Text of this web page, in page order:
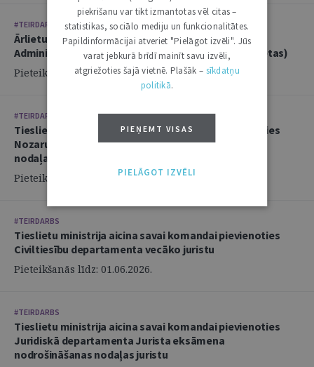
#TEIRDARBS
Ārlietu ministrija aicina savā komandā pievienoties
Administratīvi tiesiskās nodaļas juristu (2 amata vietas)
Pieteikšanās līdz: 14.06.2026.
#TEIRDARBS
Tieslietu ministrija aicina savai komandai pievienoties
Nozaru politikas departamenta Politikas izstrādes
nodaļas juristu
Pieteikšanās līdz: 02.06.2026.
#TEIRDARBS
Tieslietu ministrija aicina savai komandai pievienoties
Civiltiesību departamenta vecāko juristu
Pieteikšanās līdz: 01.06.2026.
#TEIRDARBS
Tieslietu ministrija aicina savai komandai pievienoties
Juridiskā departamenta Jurista eksāmena
nodrošināšanas nodaļas juristu
piekrišanu var tikt izmantotas vēl citas –
statistikas, sociālo mediju un funkcionalitātes.
Papildinformācijai atveriet "Pielāgot izvēli". Jūs
varat jebkurā brīdī mainīt savu izvēli,
atgriežoties šajā vietnē. Plašāk – sīkdatņu
politikā.
PIEŅEMT VISAS
PIELĀGOT IZVĒLI